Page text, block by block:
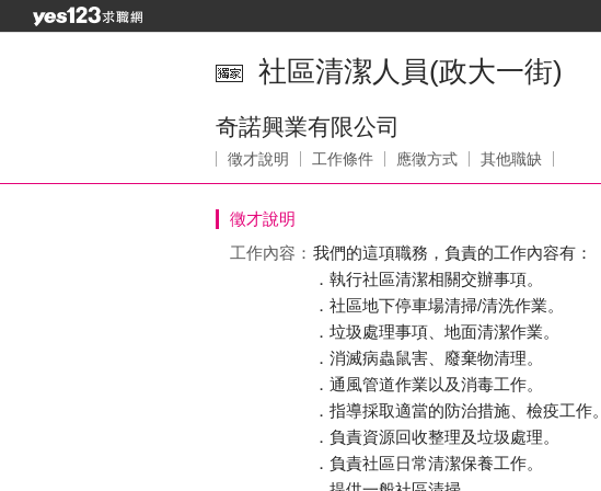
社區清潔人員(政大一街)
奇諾興業有限公司
徵才說明 工作條件 應徵方式 其他職缺
徵才說明
工作內容： 我們的這項職務，負責的工作內容有：
．執行社區清潔相關交辦事項。
．社區地下停車場清掃/清洗作業。
．垃圾處理事項、地面清潔作業。
．消滅病蟲鼠害、廢棄物清理。
．通風管道作業以及消毒工作。
．指導採取適當的防治措施、檢疫工作。
．負責資源回收整理及垃圾處理。
．負責社區日常清潔保養工作。